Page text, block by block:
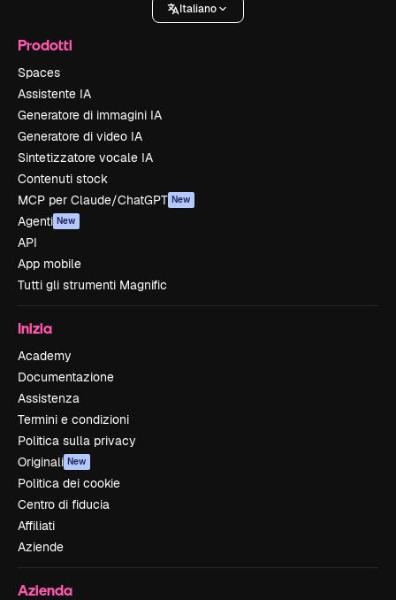
Italiano
Prodotti
Spaces
Assistente IA
Generatore di immagini IA
Generatore di video IA
Sintetizzatore vocale IA
Contenuti stock
MCP per Claude/ChatGPT New
Agenti New
API
App mobile
Tutti gli strumenti Magnific
Inizia
Academy
Documentazione
Assistenza
Termini e condizioni
Politica sulla privacy
Originali New
Politica dei cookie
Centro di fiducia
Affiliati
Aziende
Azienda